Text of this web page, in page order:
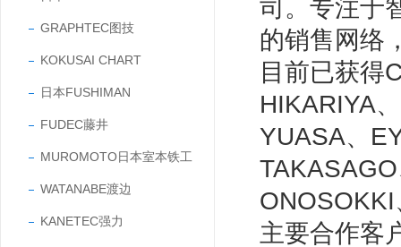
GRAPHTEC图技
KOKUSAI CHART
日本FUSHIMAN
FUDEC藤井
MUROMOTO日本室本铁工
WATANABE渡边
KANETEC强力
司。专注于
的销售网络
目前已获得
HIKARIYA
YUASA、
主要合作客